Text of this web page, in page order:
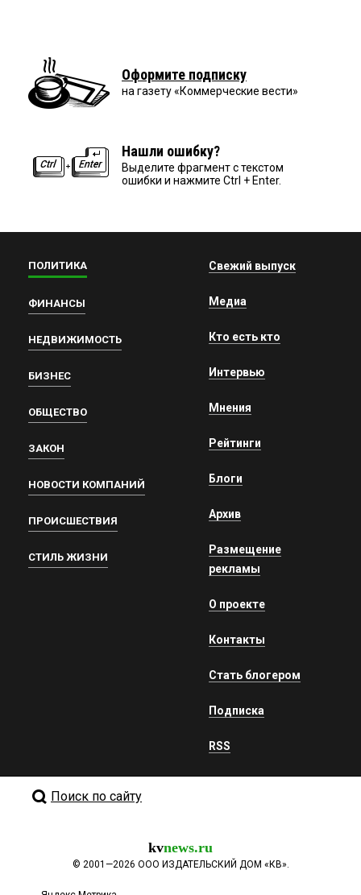
Оформите подписку
на газету «Коммерческие вести»
Нашли ошибку?
Выделите фрагмент с текстом
ошибки и нажмите Ctrl + Enter.
ПОЛИТИКА
ФИНАНСЫ
НЕДВИЖИМОСТЬ
БИЗНЕС
ОБЩЕСТВО
ЗАКОН
НОВОСТИ КОМПАНИЙ
ПРОИСШЕСТВИЯ
СТИЛЬ ЖИЗНИ
Свежий выпуск
Медиа
Кто есть кто
Интервью
Мнения
Рейтинги
Блоги
Архив
Размещение
рекламы
О проекте
Контакты
Стать блогером
Подписка
RSS
Поиск по сайту
kvnews.ru
© 2001—2026 ООО ИЗДАТЕЛЬСКИЙ ДОМ «КВ».